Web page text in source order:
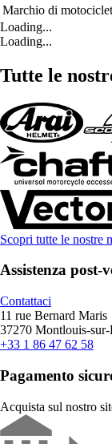
Marchio di
Loading...
Loading...
Tutte le
Scopri tutte le nostre
Assistenza
Contattaci
11 rue Bernard Maris
37270 Montlouis-
+33 1 86 47 62 58
Pagamento
Acquista sul nostro